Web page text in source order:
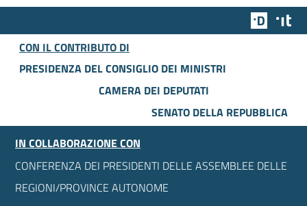
Team
CON IL CONTRIBUTO DI
PRESIDENZA DEL CONSIGLIO DEI MINISTRI
CAMERA DEI DEPUTATI
SENATO DELLA REPUBBLICA
IN COLLABORAZIONE CON
CONFERENZA DEI PRESIDENTI DELLE ASSEMBLEE DELLE
REGIONI/PROVINCE AUTONOME